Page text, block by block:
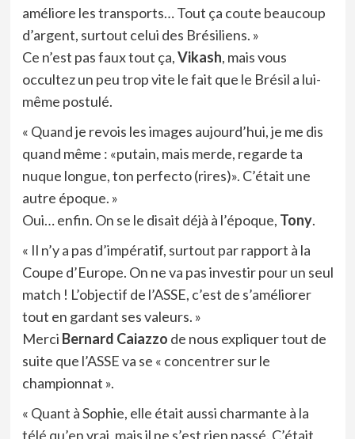
améliore les transports… Tout ça coute beaucoup
d’argent, surtout celui des Brésiliens. »
Ce n’est pas faux tout ça,Vikash, mais vous
occultez un peu trop vite le fait que le Brésil a lui-
même postulé.
« Quand je revois les images aujourd’hui, je me dis
quand même : «putain, mais merde, regarde ta
nuque longue, ton perfecto (rires)». C’était une
autre époque. »
Oui… enfin. On se le disait déjà à l’époque, Tony.
« Il n’y a pas d’impératif, surtout par rapport à la
Coupe d’Europe. On ne va pas investir pour un seul
match ! L’objectif de l’ASSE, c’est de s’améliorer
tout en gardant ses valeurs. »
Merci Bernard Caiazzo de nous expliquer tout de
suite que l’ASSE va se « concentrer sur le
championnat ».
« Quant à Sophie, elle était aussi charmante à la
télé qu’en vrai, mais il ne s’est rien passé. C’était